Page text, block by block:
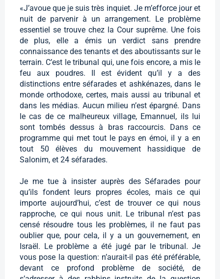
«J’avoue que je suis très inquiet. Je m’efforce jour et
nuit de parvenir à un arrangement. Le problème
essentiel se trouve chez la Cour suprême. Une fois
de plus, elle a émis un verdict sans prendre
connaissance des tenants et des aboutissants sur le
terrain. C’est le tribunal qui, une fois encore, a mis le
feu aux poudres. Il est évident qu’il y a des
distinctions entre séfarades et ashkénazes, dans le
monde orthodoxe, certes, mais aussi au tribunal et
dans les médias. Aucun milieu n’est épargné. Dans
le cas de ce malheureux village, Emannuel, ils lui
sont tombés dessus à bras raccourcis. Dans ce
programme qui met tout le pays en émoi, il y a en
tout 50 élèves du mouvement hassidique de
Salonim, et 24 séfarades.
Je me tue à insister auprès des Séfarades pour
qu’ils fondent leurs propres écoles, mais ce qui
importe aujourd’hui, c’est de trouver ce qui nous
rapproche, ce qui nous unit. Le tribunal n’est pas
censé résoudre tous les problèmes, il ne faut pas
oublier que, pour cela, il y a un gouvernement, en
Israël. Le problème a été jugé par le tribunal. Je
vous pose la question: n’aurait-il pas été préférable,
devant ce profond problème de société, de